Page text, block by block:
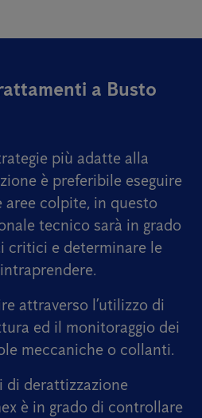
a Busto
più adatte alla
è preferibile eseguire
aree colpite, in questo
tecnico sarà in grado
critici e determinare le
attraverso l’utilizzo di
ed il monitoraggio dei
meccaniche o collanti.
di derattizzazione
è in grado di controllare